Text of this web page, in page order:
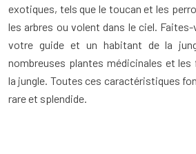
exotiques, tels que le toucan et les
les arbres ou volent dans le ciel.
votre guide et un habitant de la
nombreuses plantes médicinales et
la jungle. Toutes ces caractéristiques
rare et splendide.